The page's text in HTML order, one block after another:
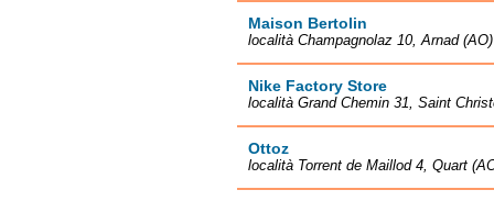
Maison Bertolin
località Champagnolaz 10, Arnad (AO)
Nike Factory Store
località Grand Chemin 31, Saint
Ottoz
località Torrent de Maillod 4, Quart